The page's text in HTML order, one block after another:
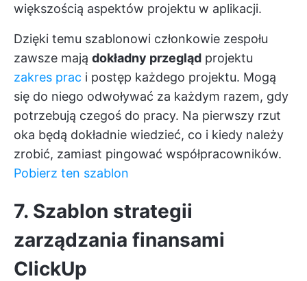
większością aspektów projektu w aplikacji.
Dzięki temu szablonowi członkowie zespołu
zawsze mają dokładny przegląd projektu
zakres prac i postęp każdego projektu. Mogą
się do niego odwoływać za każdym razem, gdy
potrzebują czegoś do pracy. Na pierwszy rzut
oka będą dokładnie wiedzieć, co i kiedy należy
zrobić, zamiast pingować współpracowników.
Pobierz ten szablon
7. Szablon strategii
zarządzania finansami
ClickUp